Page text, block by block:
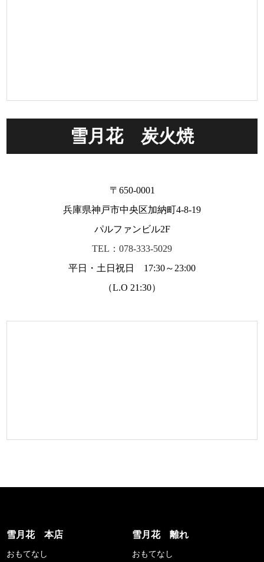
雪月花 炭火焼
〒650-0001
兵庫県神戸市中央区加納町4-8-19
パルファンビル2F
TEL：078-333-5029
平日・土日祝日 17:30～23:00
（L.O 21:30）
雪月花 本店
おもてなし
雪月花 離れ
おもてなし